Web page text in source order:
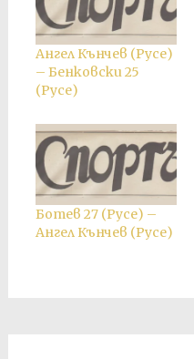
Ангел Кънчев (Русе)
– Бенковски 25
(Русе)
Ботев 27 (Русе) –
Ангел Кънчев (Русе)